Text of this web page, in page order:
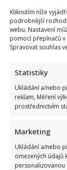
Kliknutím níže
podrobnější
webu. Nastavení
pomocí přepínačů
Spravovat souhlas
Statistiky
Ukládání a/nebo
reklam, Měření
prostřednictvím
Marketing
Ukládání a/nebo
omezených údajů
personalizovanou